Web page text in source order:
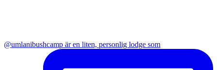
@umlanibushcamp är en liten, personlig lodge som